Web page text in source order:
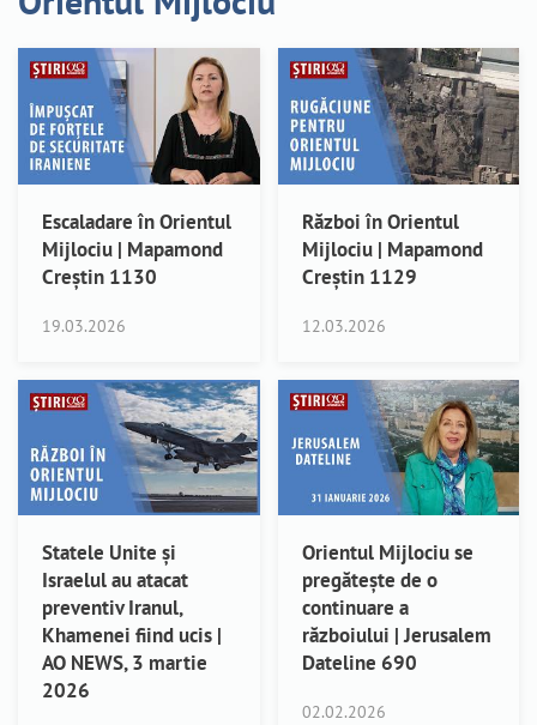
Escaladare în Orientul
Mijlociu | Mapamond
Creștin 1130
19.03.2026
Război în Orientul
Mijlociu | Mapamond
Creștin 1129
12.03.2026
Statele Unite și
Israelul au atacat
preventiv Iranul,
Khamenei fiind ucis |
AO NEWS, 3 martie
2026
Orientul Mijlociu se
pregătește de o
continuare a
războiului | Jerusalem
Dateline 690
02.02.2026